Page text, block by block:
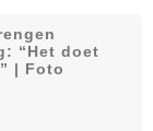
“Het doet
| Foto